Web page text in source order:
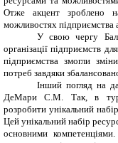
Отже акцент зроблено
можливостях підприємства
У свою чергу
організації підприємств
підприємства змогли
потреб завдяки
Інший погляд на
ДеМари С.М. Так, в
розробити унікальний
Цей унікальний набір
основними